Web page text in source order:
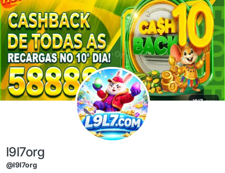
Aller directement au contenu
l9l7org
@l9l7org